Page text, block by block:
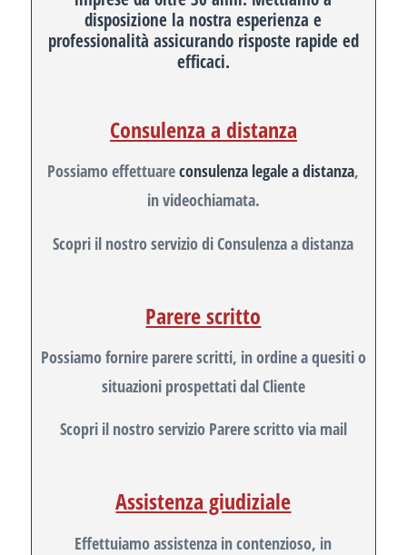
disposizione la nostra esperienza e
professionalità assicurando risposte rapide ed
efficaci.
Consulenza a distanza
Possiamo effettuareconsulenza legale a distanza,
in videochiamata.
Scopri il nostro servizio di Consulenza a distanza
Parere scritto
Possiamo fornire parere scritti, in ordine a quesiti o
situazioni prospettati dal Cliente
Scopri il nostro servizio Parere scritto via mail
Assistenza giudiziale
Effettuiamo assistenza in contenzioso, in